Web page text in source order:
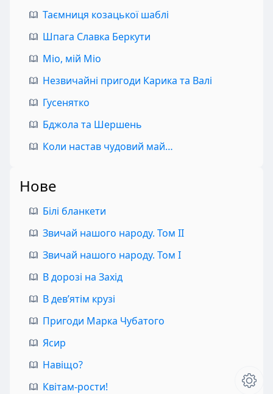
Таємниця козацької шаблі
Шпага Славка Беркути
Міо, мій Міо
Незвичайні пригоди Карика та Валі
Гусенятко
Бджола та Шершень
Коли настав чудовий май…
Нове
Білі бланкети
Звичай нашого народу. Том II
Звичай нашого народу. Том I
В дорозі на Захід
В дев’ятім крузі
Пригоди Марка Чубатого
Ясир
Навіщо?
Квітам-рости!